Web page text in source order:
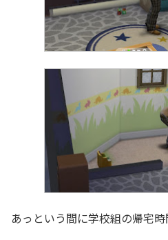
あっという間に学校組の帰宅時